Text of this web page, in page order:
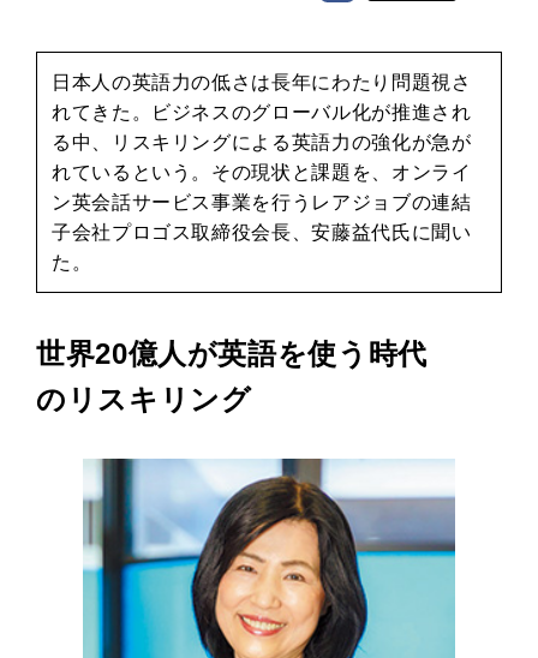
日本人の英語力の低さは長年にわたり問題視さ
れてきた。ビジネスのグローバル化が推進され
る中、リスキリングによる英語力の強化が急が
れているという。その現状と課題を、オンライ
ン英会話サービス事業を行うレアジョブの連結
子会社プロゴス取締役会長、安藤益代氏に聞い
た。
世界20億人が英語を使う時代
のリスキリング